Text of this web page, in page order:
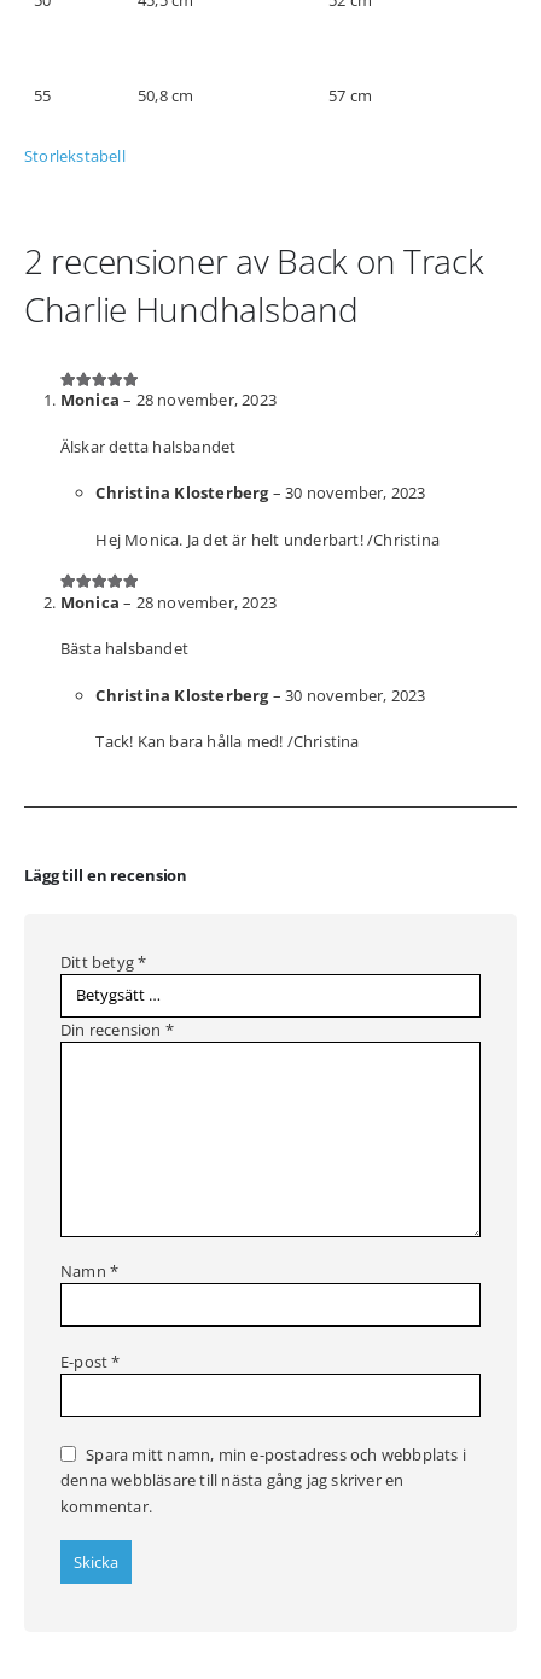
55 50,8 cm 57 cm
Storlekstabell
2 recensioner av Back on Track
Charlie Hundhalsband
5av 5
Monica – 28 november, 2023
Älskar detta halsbandet
Christina Klosterberg– 30 november, 2023
Hej Monica. Ja det är helt underbart! /Christina
5av 5
Monica – 28 november, 2023
Bästa halsbandet
Christina Klosterberg– 30 november, 2023
Tack! Kan bara hålla med! /Christina
Lägg till en recension
Ditt betyg*
Din recension *
Namn *
E-post*
Spara mitt namn, min e-postadress och webbplats i
denna webbläsare till nästa gång jag skriver en
kommentar.